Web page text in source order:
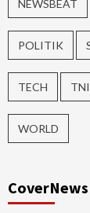
NEWSBEAT
POLITIK
TECH TNI
WORLD